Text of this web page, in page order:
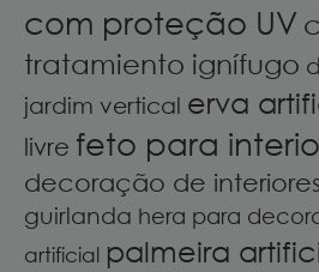
com proteção UV
tratamiento ignífugo
jardim vertical erva
livre feto para
decoração de interiores
guirlanda hera para
artificial palmeira